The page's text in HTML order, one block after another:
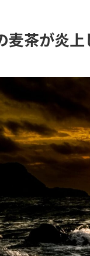
麦茶が炎